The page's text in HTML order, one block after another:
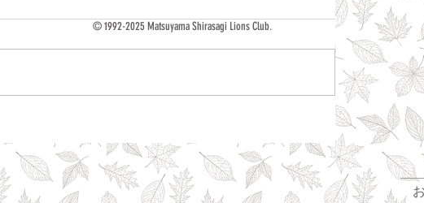
© 1992-2025 Matsuyama Shirasagi Lions Club.